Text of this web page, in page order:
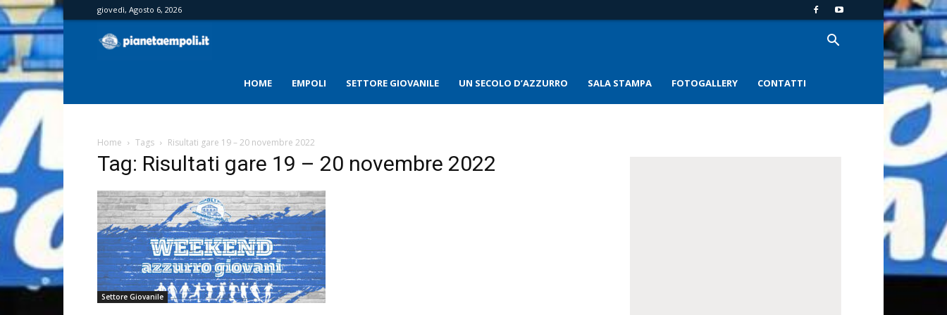
giovedì, Agosto 6, 2026
HOME EMPOLI SETTORE GIOVANILE UN SECOLO D’AZZURRO SALA STAMPA FOTOGALLERY CONTATTI
Home Tags Risultati gare 19 – 20 novembre 2022
Tag: Risultati gare 19 – 20 novembre 2022
Settore Giovanile